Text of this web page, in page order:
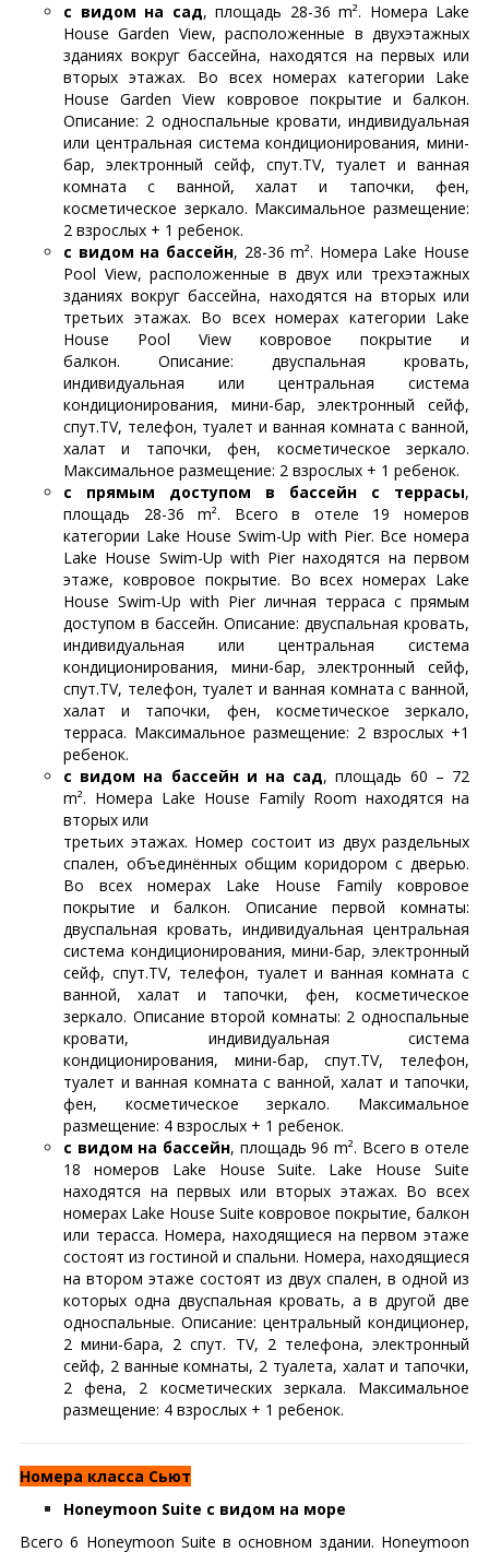
с видом на сад, площадь 28-36 m². Номера Lake
House Garden View, расположенные в двухэтажных
зданиях вокруг бассейна, находятся на первых или
вторых этажах. Во всех номерах категории Lake
House Garden View ковровое покрытие и балкон.
Описание: 2 односпальные кровати, индивидуальная
или центральная система кондиционирования, мини-
бар, электронный сейф, спут.TV, туалет и ванная
комната с ванной, халат и тапочки, фен,
косметическое зеркало. Максимальное размещение:
2 взрослых + 1 ребенок.
с видом на бассейн, 28-36 m². Номера Lake House
Pool View, расположенные в двух или трехэтажных
зданиях вокруг бассейна, находятся на вторых или
третьих этажах. Во всех номерах категории Lake
House Pool View ковровое покрытие и
балкон. Описание: двуспальная кровать,
индивидуальная или центральная система
кондиционирования, мини-бар, электронный сейф,
спут.TV, телефон, туалет и ванная комната с ванной,
халат и тапочки, фен, косметическое зеркало.
Максимальное размещение: 2 взрослых + 1 ребенок.
с прямым доступом в бассейн с террасы,
площадь 28-36 m². Всего в отеле 19 номеров
категории Lake House Swim-Up with Pier. Все номера
Lake House Swim-Up with Pier находятся на первом
этаже, ковровое покрытие. Во всех номерах Lake
House Swim-Up with Pier личная терраса с прямым
доступом в бассейн. Описание: двуспальная кровать,
индивидуальная или центральная система
кондиционирования, мини-бар, электронный сейф,
спут.TV, телефон, туалет и ванная комната с ванной,
халат и тапочки, фен, косметическое зеркало,
терраса. Максимальное размещение: 2 взрослых +1
ребенок.
с видом на бассейн и на сад, площадь 60 – 72
m². Номера Lake House Family Room находятся на
вторых или
третьих этажах. Номер состоит из двух раздельных
спален, объединённых общим коридором с дверью.
Во всех номерах Lake House Family ковровое
покрытие и балкон. Описание первой комнаты:
двуспальная кровать, индивидуальная центральная
система кондиционирования, мини-бар, электронный
сейф, спут.TV, телефон, туалет и ванная комната с
ванной, халат и тапочки, фен, косметическое
зеркало. Описание второй комнаты: 2 односпальные
кровати, индивидуальная система
кондиционирования, мини-бар, спут.TV, телефон,
туалет и ванная комната с ванной, халат и тапочки,
фен, косметическое зеркало. Максимальное
размещение: 4 взрослых + 1 ребенок.
с видом на бассейн, площадь 96 m². Всего в отеле
18 номеров Lake House Suite. Lake House Suite
находятся на первых или вторых этажах. Во всех
номерах Lake House Suite ковровое покрытие, балкон
или терасса. Номера, находящиеся на первом этаже
состоят из гостиной и спальни. Номера, находящиеся
на втором этаже состоят из двух спален, в одной из
которых одна двуспальная кровать, а в другой две
односпальные. Описание: центральный кондиционер,
2 мини-бара, 2 спут. TV, 2 телефона, электронный
сейф, 2 ванные комнаты, 2 туалета, халат и тапочки,
2 фена, 2 косметических зеркала. Максимальное
размещение: 4 взрослых + 1 ребенок.
Номера класса Сьют
Honeymoon Suite с видом на море
Всего 6 Honeymoon Suite в основном здании. Honeymoon